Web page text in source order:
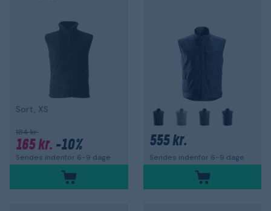
Sort, XS
184 kr.
165 kr. -10%
Sendes indenfor 6-9 dage
555 kr.
Sendes indenfor 6-9 dage